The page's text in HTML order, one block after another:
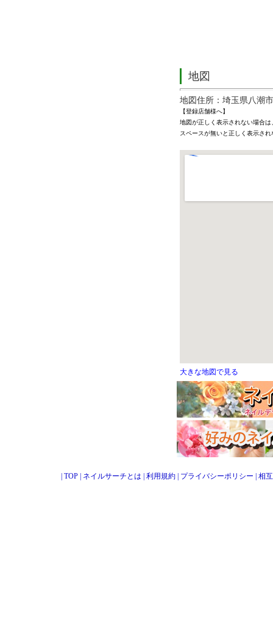
地図
地図住所：埼玉県八潮市
【登録店舗様へ】
地図が正しく表示されない場合
スペースが無いと正しく表示さ
大きな地図で見る
TOP ネイルサーチとは 利用規約 プライバシーポリシー 相